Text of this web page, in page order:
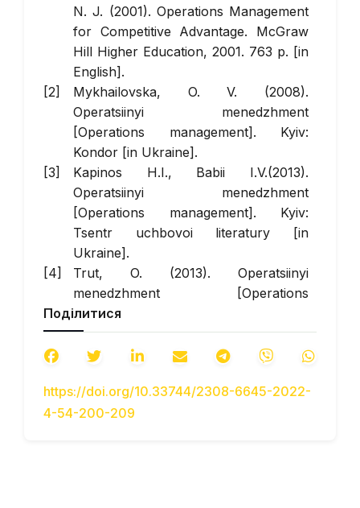
N. J. (2001). Operations Management
for Competitive Advantage. McGraw
Hill Higher Education, 2001. 763 р. [in
English].
Mykhailovska, O. V. (2008).
Operatsiinyi menedzhment
[Operations management]. Kyiv:
Kondor [in Ukraine].
Kapinos H.I., Babii I.V.(2013).
Operatsiinyi menedzhment
[Operations management]. Kyiv:
Tsentr uchbovoi literatury [in
Ukraine].
Trut, O. (2013). Operatsiinyi
menedzhment [Operations
management]. Kyiv: Akademvydav[in
Ukraine].
Heizer J., Render B. (2017). Principles
Jersey: Prentice Hall, [in English].
Galloway Les P. (1998). Principles of
Поділитися
https://doi.org/10.33744/2308-6645-2022-
4-54-200-209